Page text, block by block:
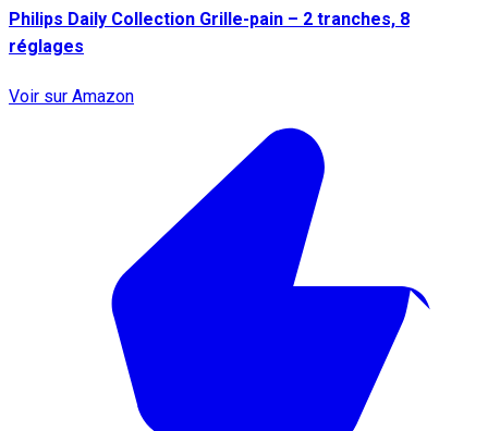
Philips Daily Collection Grille-pain – 2 tranches, 8
réglages
Voir sur Amazon